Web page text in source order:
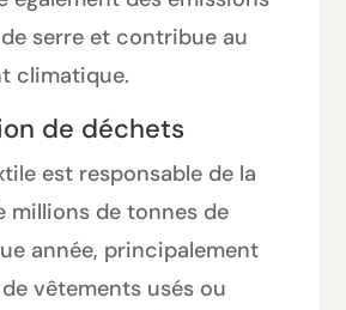
serre et contribue au
climatique.
de déchets
est responsable de la
millions de tonnes de
année, principalement
vêtements usés ou